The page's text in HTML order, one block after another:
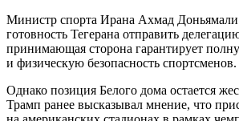
Министр спорта Ирана Ахмад Доньямали
готовность Тегерана отправить
принимающая сторона гарантирует
и физическую безопасность спортсменов.
Однако позиция Белого дома остается
Трамп ранее высказывал мнение, что